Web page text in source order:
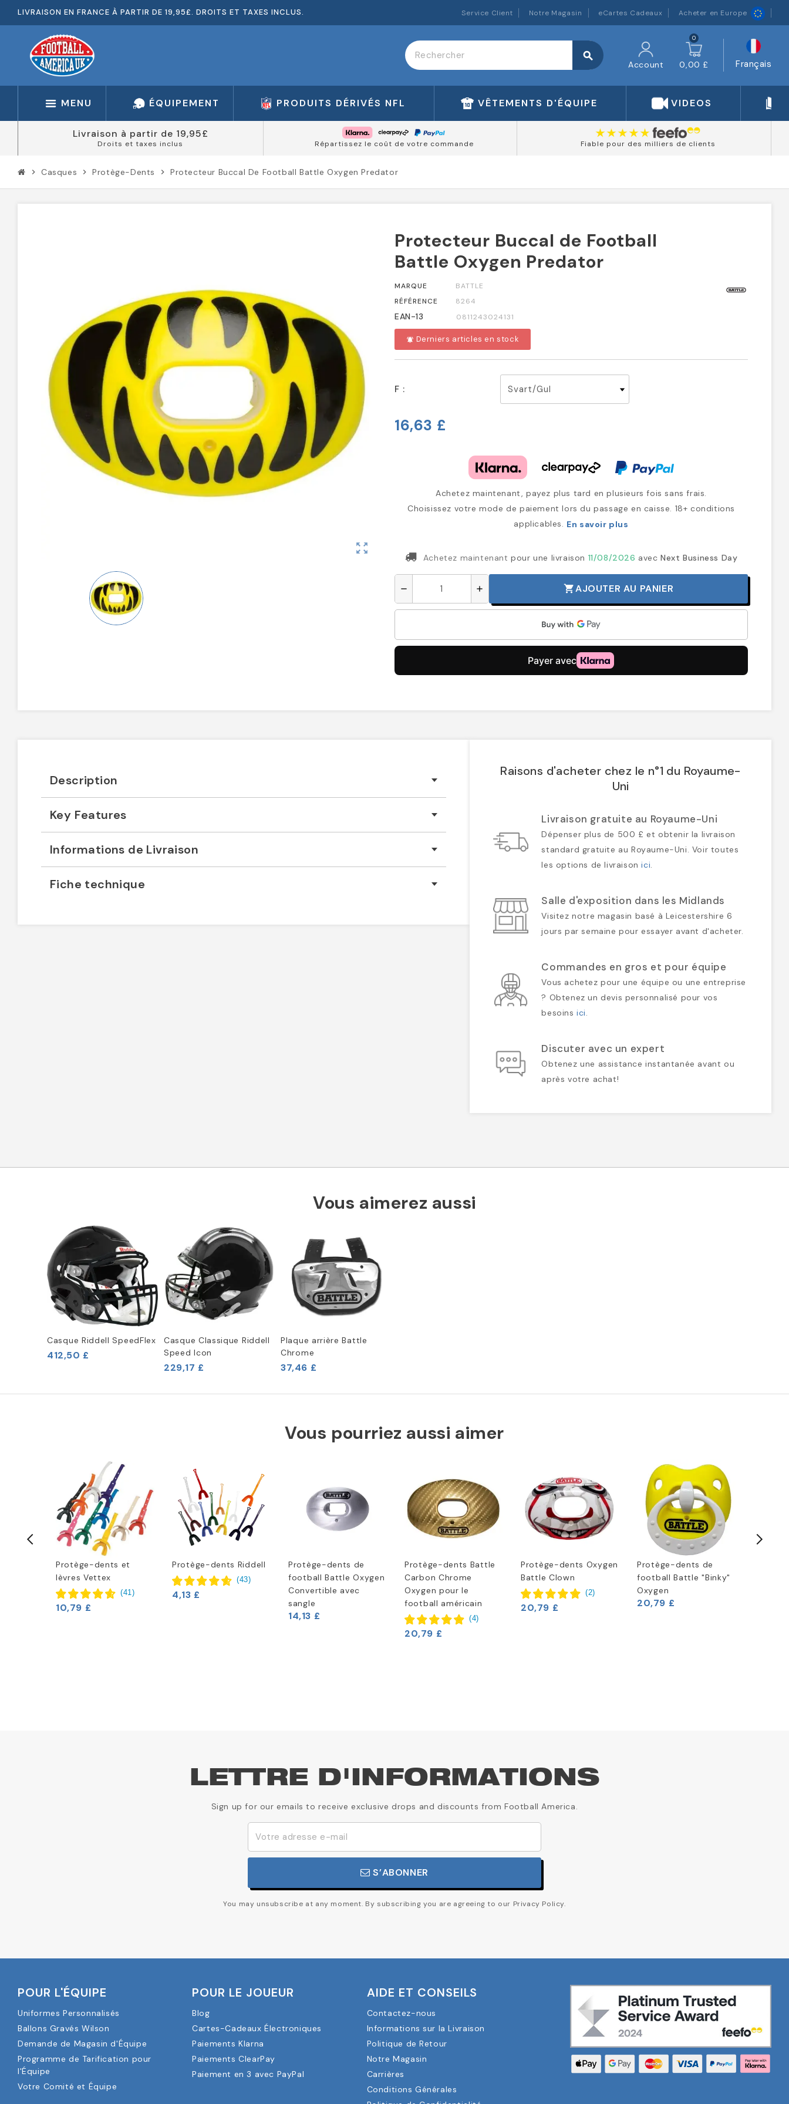
LIVRAISON EN FRANCE À PARTIR DE 19,95£. DROITS ET TAXES INCLUS. Service Client Notre Magasin eCartes Cadeaux Acheter en Europe
search
Account
0
0,00 £ Français
MENU ÉQUIPEMENT PRODUITS DÉRIVÉS NFL VÊTEMENTS D'ÉQUIPE VIDEOS
Livraison à partir de 19,95£
Droits et taxes inclus Répartissez le coût de votre commande Fiable pour des milliers de clients
chevron_right Casques chevron_right Protège-Dents chevron_right Protecteur Buccal De Football Battle Oxygen Predator
zoom_out_map
Protecteur Buccal de Football
Battle Oxygen Predator
MARQUE
BATTLE
RÉFÉRENCE
8264
EAN-13 0811243024131
notifications_active Derniers articles en stock
F :
16,63 £
Achetez maintenant, payez plus tard en plusieurs fois sans frais.
Choisissez votre mode de paiement lors du passage en caisse. 18+ conditions
applicables. En savoir plus
Achetez maintenantpour une livraison 11/08/2026 avecNext Business Day
remove add shopping_cartAJOUTER AU PANIER
Description
Key Features
Informations de Livraison
Fiche technique
Raisons d'acheter chez le n°1 du Royaume-
Uni
Livraison gratuite au Royaume-Uni
Dépenser plus de 500 £ et obtenir la livraison
standard gratuite au Royaume-Uni. Voir toutes
les options de livraisonici.
Salle d'exposition dans les Midlands
Visitez notre magasin basé à Leicestershire 6
jours par semaine pour essayer avant d'acheter.
Commandes en gros et pour équipe
Vous achetez pour une équipe ou une entreprise
? Obtenez un devis personnalisé pour vos
besoinsici.
Discuter avec un expert
Obtenez une assistance instantanée avant ou
après votre achat!
Vous aimerez aussi
Casque Riddell SpeedFlex
412,50 £
Casque Classique Riddell
Speed Icon
229,17 £
Plaque arrière Battle
Chrome
37,46 £
Vous pourriez aussi aimer
Protège-dents et
lèvres Vettex
(41 )
10,79 £
Protège-dents Riddell
(43)
4,13 £
Protège-dents de
football Battle Oxygen
Convertible avec
sangle
14,13 £
Protège-dents Battle
Carbon Chrome
Oxygen pour le
football américain
(4)
20,79 £
Protège-dents Oxygen
Battle Clown
(2)
20,79 £
Protège-dents de
football Battle "Binky"
Oxygen
20,79 £
LETTRE D'INFORMATIONS
Sign up for our emails to receive exclusive drops and discounts from Football America.
S’ABONNER
You may unsubscribe at any moment. By subscribing you are agreeing to our Privacy Policy.
POUR L'ÉQUIPE
Uniformes Personnalisés
Ballons Gravés Wilson
Demande de Magasin d'Équipe
Programme de Tarification pour
l'Équipe
Votre Comité et Équipe
POUR LE JOUEUR
Blog
Cartes-Cadeaux Électroniques
Paiements Klarna
Paiements ClearPay
Paiement en 3 avec PayPal
AIDE ET CONSEILS
Contactez-nous
Informations sur la Livraison
Politique de Retour
Notre Magasin
Carrières
Conditions Générales